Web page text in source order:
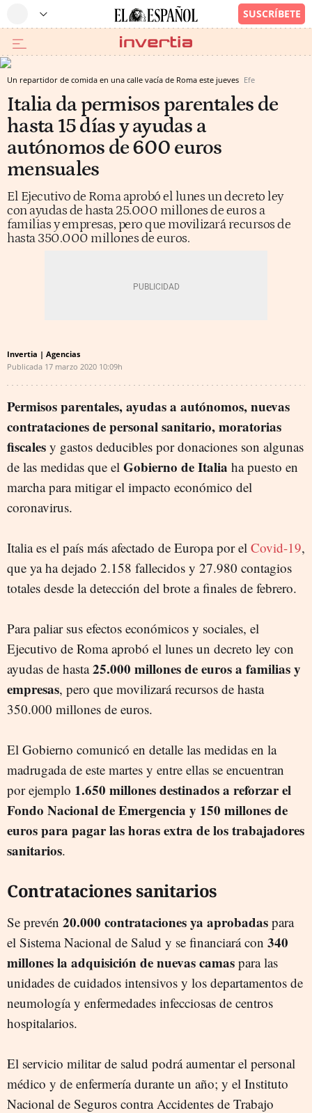
Un repartidor de comida en una calle vacía de Roma este jueves Efe
Italia da permisos parentales de
hasta 15 días y ayudas a
autónomos de 600 euros
mensuales
El Ejecutivo de Roma aprobó el lunes un decreto ley
con ayudas de hasta 25.000 millones de euros a
familias y empresas, pero que movilizará recursos de
hasta 350.000 millones de euros.
Invertia | Agencias
Publicada 17 marzo 2020 10:09h
Permisos parentales, ayudas a autónomos, nuevas
contrataciones de personal sanitario, moratorias
fiscales y gastos deducibles por donaciones son algunas
de las medidas que el Gobierno de Italia ha puesto en
marcha para mitigar el impacto económico del
coronavirus.
Italia es el país más afectado de Europa por el Covid-19,
que ya ha dejado 2.158 fallecidos y 27.980 contagios
totales desde la detección del brote a finales de febrero.
Para paliar sus efectos económicos y sociales, el
Ejecutivo de Roma aprobó el lunes un decreto ley con
ayudas de hasta25.000 millones de euros a familias y
empresas, pero que movilizará recursos de hasta
350.000 millones de euros.
El Gobierno comunicó en detalle las medidas en la
madrugada de este martes y entre ellas se encuentran
por ejemplo 1.650 millones destinados a reforzar el
Fondo Nacional de Emergencia y 150 millones de
euros para pagar las horas extra de los trabajadores
sanitarios.
Contrataciones sanitarios
Se prevén 20.000 contrataciones ya aprobadas para
el Sistema Nacional de Salud y se financiará con 340
millones la adquisición de nuevas camas para las
unidades de cuidados intensivos y los departamentos de
neumología y enfermedades infecciosas de centros
hospitalarios.
El servicio militar de salud podrá aumentar el personal
médico y de enfermería durante un año; y el Instituto
Nacional de Seguros contra Accidentes de Trabajo